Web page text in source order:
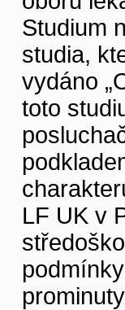
Studium
studia,
vydáno
toto
LF UK v